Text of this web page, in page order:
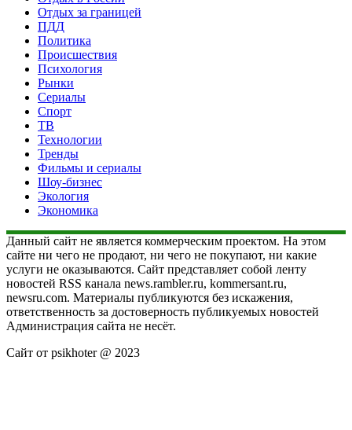
Отдых за границей
ПДД
Политика
Происшествия
Психология
Рынки
Сериалы
Спорт
ТВ
Технологии
Тренды
Фильмы и сериалы
Шоу-бизнес
Экология
Экономика
Данный сайт не является коммерческим проектом. На этом
сайте ни чего не продают, ни чего не покупают, ни какие
услуги не оказываются. Сайт представляет собой ленту
новостей RSS канала news.rambler.ru, kommersant.ru,
newsru.com. Материалы публикуются без искажения,
ответственность за достоверность публикуемых новостей
Администрация сайта не несёт.
Сайт от psikhoter @ 2023